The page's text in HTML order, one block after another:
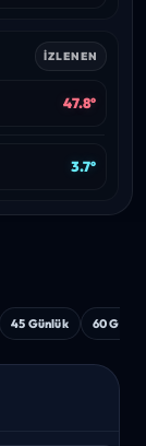
İZLENEN
47.8°
3.7°
45 Günlük 60